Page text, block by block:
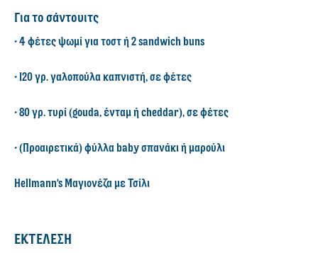
Για το σάντουιτς
• 4 φέτες ψωμί για τοστ ή 2 sandwich buns
• 120 γρ. γαλοπούλα καπνιστή, σε φέτες
• 80 γρ. τυρί (gouda, ένταμ ή cheddar), σε φέτες
• (Προαιρετικά) φύλλα baby σπανάκι ή μαρούλι
Hellmann's Μαγιονέζα με Τσίλι
ΕΚΤΕΛΕΣΗ